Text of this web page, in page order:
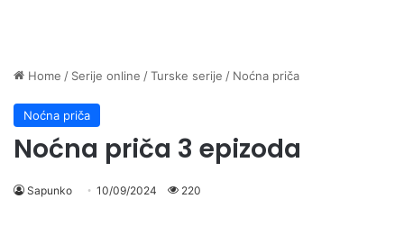
Home / Serije online /Turske serije / Noćna priča
Noćna priča
Noćna priča 3 epizoda
Sapunko 10/09/2024 220